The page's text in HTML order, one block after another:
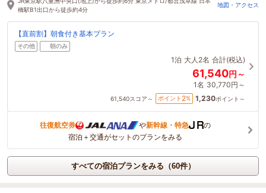
橋駅B1出口から徒歩約4分
地図・アクセス
【直前割】朝食付き基本プラン
その他 朝のみ
1泊 大人2名 合計(税込)
61,540円～
1名 30,770円～
61,540スコア～ ポイント 2% 1,230ポイント～
往復航空券 や新幹線・特急
の
宿泊＋交通がセットのプランをみる
すべての宿泊プランをみる（60件）